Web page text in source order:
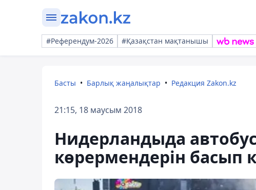
#Референдум-2026 #Қазақстан мақтанышы
Басты Барлық жаңалықтар Редакция Zakon.kz
21:15, 18 маусым 2018
Нидерландыда
көрермендерін басып